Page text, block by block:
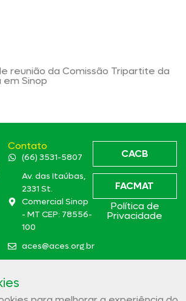
reunião da Comissão Tripartite da
em Sinop
Contato
(66) 3531-5807
Av. das Itaúbas,
2331 St.
Comercial Sinop
- MT CEP: 78556-
100
aces@aces.org.br
CACB
FACMAT
Política de
Privacidade
e Empresarial de Sinop – ACES